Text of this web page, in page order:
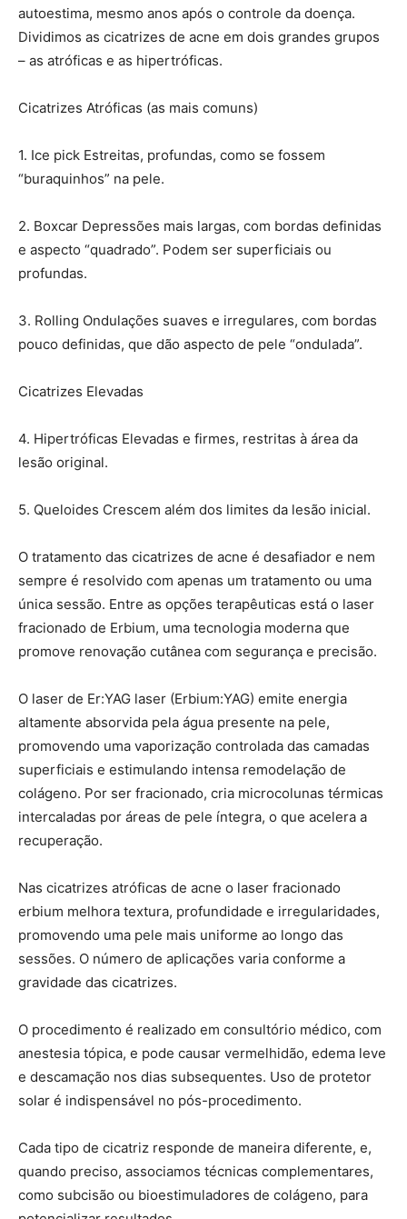
autoestima, mesmo anos após o controle da doença.
Dividimos as cicatrizes de acne em dois grandes grupos
– as atróficas e as hipertróficas.
Cicatrizes Atróficas (as mais comuns)
1. Ice pick Estreitas, profundas, como se fossem
“buraquinhos” na pele.
2. Boxcar Depressões mais largas, com bordas definidas
e aspecto “quadrado”. Podem ser superficiais ou
profundas.
3. Rolling Ondulações suaves e irregulares, com bordas
pouco definidas, que dão aspecto de pele “ondulada”.
Cicatrizes Elevadas
4. Hipertróficas Elevadas e firmes, restritas à área da
lesão original.
5. Queloides Crescem além dos limites da lesão inicial.
O tratamento das cicatrizes de acne é desafiador e nem
sempre é resolvido com apenas um tratamento ou uma
única sessão. Entre as opções terapêuticas está o laser
fracionado de Erbium, uma tecnologia moderna que
promove renovação cutânea com segurança e precisão.
O laser de Er:YAG laser (Erbium:YAG) emite energia
altamente absorvida pela água presente na pele,
promovendo uma vaporização controlada das camadas
superficiais e estimulando intensa remodelação de
colágeno. Por ser fracionado, cria microcolunas térmicas
intercaladas por áreas de pele íntegra, o que acelera a
recuperação.
Nas cicatrizes atróficas de acne o laser fracionado
erbium melhora textura, profundidade e irregularidades,
promovendo uma pele mais uniforme ao longo das
sessões. O número de aplicações varia conforme a
gravidade das cicatrizes.
O procedimento é realizado em consultório médico, com
anestesia tópica, e pode causar vermelhidão, edema leve
e descamação nos dias subsequentes. Uso de protetor
solar é indispensável no pós-procedimento.
Cada tipo de cicatriz responde de maneira diferente, e,
quando preciso, associamos técnicas complementares,
como subcisão ou bioestimuladores de colágeno, para